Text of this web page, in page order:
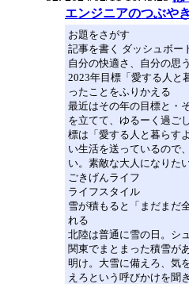
エンジニアのつぶやき
お題をさがす
記事を書く ダッシュボー
自分の快適さ、自分の思
2023年目標「愛する人と
ったことをふりかえる
最近はその年の目標と・
を立てて、ゆるーく過ご
標は「愛する人と暮らす
い生活を送っているので
い。素敵な大人になりた
ごきげんライフ
ライフスタイル
雪が積もると「まだまだ
れる
北陸は普通に雪の日。シ
関東でまとまった積雪が
明け。大雪に備えろ、気
えろという呼びかけを聞